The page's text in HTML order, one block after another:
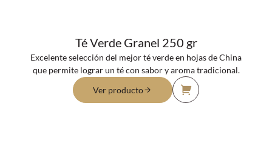
Té Verde Granel 250 gr
Excelente selección del mejor té verde en hojas de China
que permite lograr un té con sabor y aroma tradicional.
Ver producto